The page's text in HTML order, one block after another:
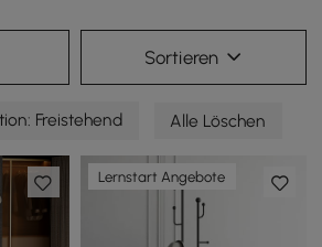
Sortieren
Freistehend Alle Löschen
Lernstart Angebote